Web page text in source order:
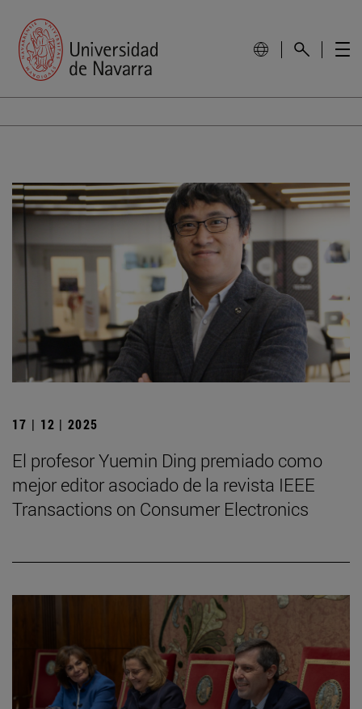
17 | 12 | 2025
El profesor Yuemin Ding premiado como
mejor editor asociado de la revista IEEE
Transactions on Consumer Electronics